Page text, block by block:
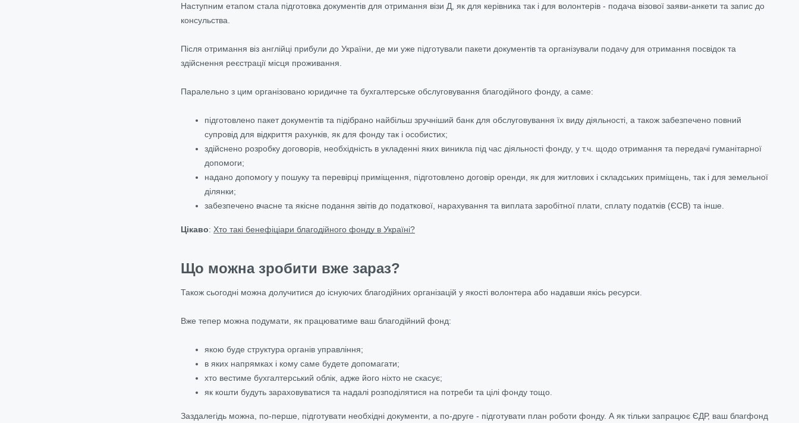
Наступним етапом стала підготовка документів для отримання візи Д, як для керівника так і для волонтерів - подача візової заяви-анкети та запис до
консульства.
Після отримання віз англійці прибули до України, де ми уже підготували пакети документів та організували подачу для отримання посвідок та
здійснення реєстрації місця проживання.
Паралельно з цим організовано юридичне та бухгалтерське обслуговування благодійного фонду, а саме:
підготовлено пакет документів та підібрано найбільш зручніший банк для обслуговування їх виду діяльності, а також забезпечено повний
супровід для відкриття рахунків, як для фонду так і особистих;
здійснено розробку договорів, необхідність в укладенні яких виникла під час діяльності фонду, у т.ч. щодо отримання та передачі гуманітарної
допомоги;
надано допомогу у пошуку та перевірці приміщення, підготовлено договір оренди, як для житлових і складських приміщень, так і для земельної
ділянки;
забезпечено вчасне та якісне подання звітів до податкової, нарахування та виплата заробітної плати, сплату податків (ЄСВ) та інше.
Цікаво: Хто такі бенефіціари благодійного фонду в Україні?
Що можна зробити вже зараз?
Також сьогодні можна долучитися до існуючих благодійних організацій у якості волонтера або надавши якісь ресурси.
Вже тепер можна подумати, як працюватиме ваш благодійний фонд:
якою буде структура органів управління;
в яких напрямках і кому саме будете допомагати;
хто вестиме бухгалтерський облік, адже його ніхто не скасує;
як кошти будуть зараховуватися та надалі розподілятися на потреби та цілі фонду тощо.
Заздалегідь можна, по-перше, підготувати необхідні документи, а по-друге - підготувати план роботи фонду. А як тільки запрацює ЄДР, ваш благфонд